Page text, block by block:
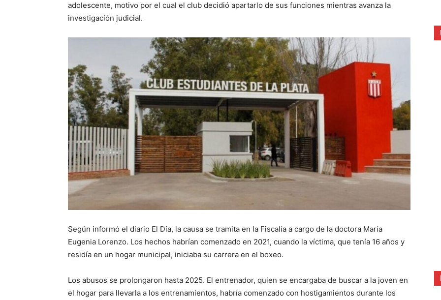
adolescente, motivo por el cual el club decidió apartarlo de sus funciones mientras avanza la
investigación judicial.
Según informó el diario El Día, la causa se tramita en la Fiscalía a cargo de la doctora María
Eugenia Lorenzo. Los hechos habrían comenzado en 2021, cuando la víctima, que tenía 16 años y
residía en un hogar municipal, iniciaba su carrera en el boxeo.
Los abusos se prolongaron hasta 2025. El entrenador, quien se encargaba de buscar a la joven en
el hogar para llevarla a los entrenamientos, habría comenzado con hostigamientos durante los